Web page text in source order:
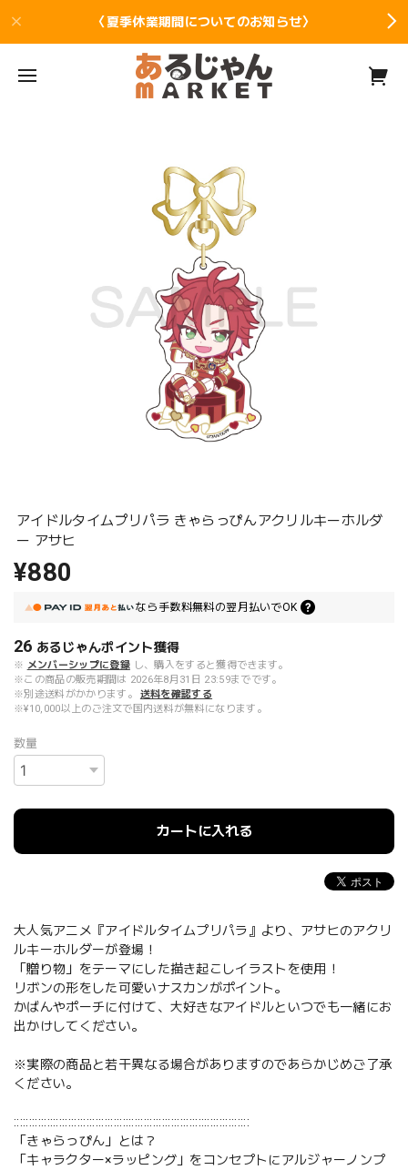
〈夏季休業期間についてのお知らせ〉
アイドルタイムプリパラ きゃらっぴんアクリルキーホルダ
ー アサヒ
¥880
なら 手数料無料の翌月払いでOK
26 あるじゃんポイント獲得
※ メンバーシップに登録 し、購入をすると獲得できます。
※この商品の販売期間は 2026年8月31日 23:59までです。
※別途送料がかかります。
送料を確認する
※¥10,000以上のご注文で国内送料が無料になります。
数量
カートに入れる
大人気アニメ『アイドルタイムプリパラ』より、アサヒのアクリ
ルキーホルダーが登場！
「贈り物」をテーマにした描き起こしイラストを使用！
リボンの形をした可愛いナスカンがポイント。
かばんやポーチに付けて、大好きなアイドルといつでも一緒にお
出かけしてください。
※実際の商品と若干異なる場合がありますのであらかじめご了承
ください。
::::::::::::::::::::::::::::::::::::::::::::::::::::::::::::::::::::::::::::::
「きゃらっぴん」とは？
「キャラクター×ラッピング」をコンセプトにアルジャーノンプ